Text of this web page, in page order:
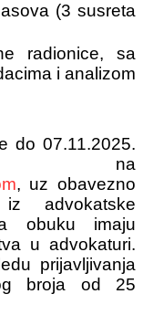
(3 susreta
radionice, sa
i analizom
do 07.11.2025.
na
, uzobavezno
advokatske
obuku imaju
u advokaturi.
prijavljivanja
broja od 25